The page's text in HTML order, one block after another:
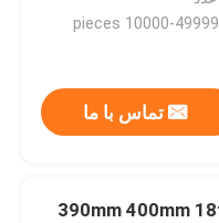
قیمت：$0.50/pieces 10000-49999
تماس با ما
کاتتر فولی 390mm 400mm 18fr